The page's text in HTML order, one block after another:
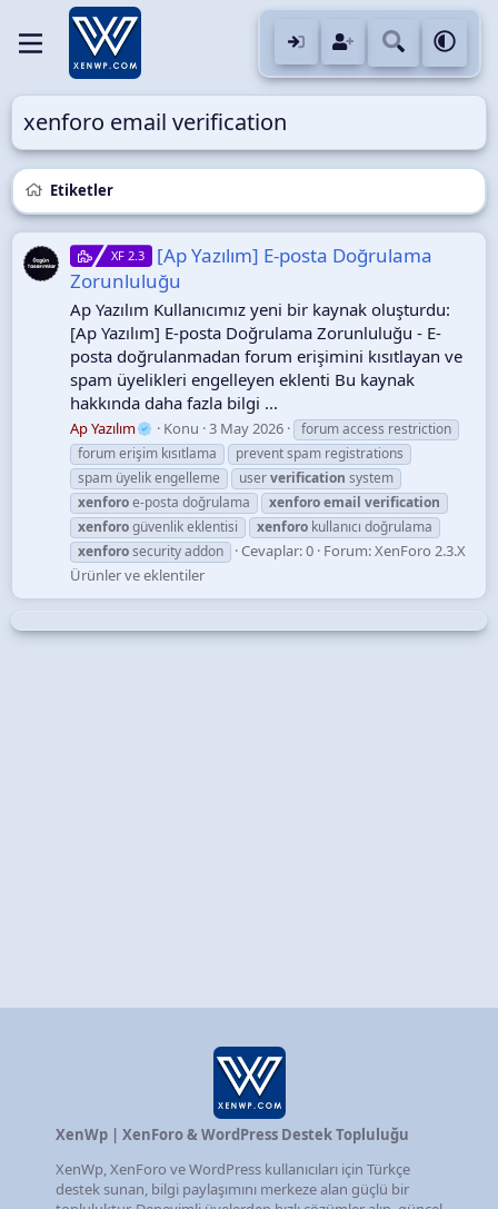
xenforo email verification
Etiketler
XF 2.3
[Ap Yazılım] E-posta Doğrulama
Zorunluluğu
Ap Yazılım Kullanıcımız yeni bir kaynak oluşturdu:
[Ap Yazılım] E-posta Doğrulama Zorunluluğu - E-
posta doğrulanmadan forum erişimini kısıtlayan ve
spam üyelikleri engelleyen eklenti Bu kaynak
hakkında daha fazla bilgi ...
Ap Yazılım Konu 3 May 2026
forum access restriction
forum erişim kısıtlama
prevent spam registrations
spam üyelik engelleme
userverification system
xenforoe-posta doğrulama xenforoemail verification
xenforogüvenlik eklentisi xenforo kullanıcı doğrulama
xenforosecurity addon Cevaplar: 0 Forum:XenForo 2.3.X
Ürünler ve eklentiler
XenWp | XenForo & WordPress Destek Topluluğu
XenWp, XenForo ve WordPress kullanıcıları için Türkçe
destek sunan, bilgi paylaşımını merkeze alan güçlü bir